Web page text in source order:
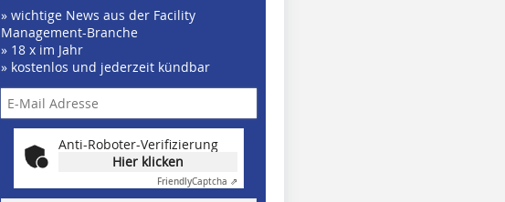
» wichtige News aus der Facility
Management-Branche
» 18 x im Jahr
» kostenlos und jederzeit kündbar
Anti-Roboter-Verifizierung
Hier klicken
FriendlyCaptcha ⇗